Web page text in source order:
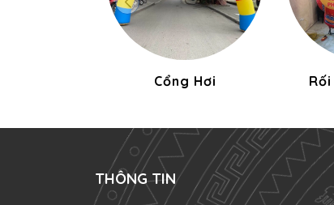
Cổng Hơi
THÔNG TIN